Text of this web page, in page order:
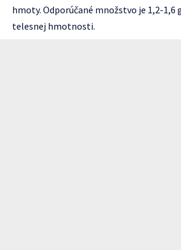
hmoty. Odporúčané množstvo je 1,2-1,6
telesnej hmotnosti.